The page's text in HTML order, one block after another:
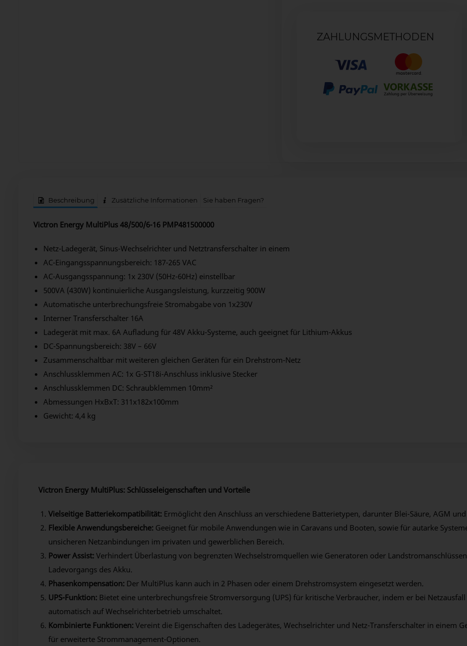
ZAHLUNGSMETHODEN
Beschreibung Zusätzliche Informationen Sie haben Fragen?
Victron Energy MultiPlus 48/500/6-16 PMP481500000
Netz-Ladegerät, Sinus-Wechselrichter und Netztransferschalter in einem
AC-Eingangsspannungsbereich: 187-265 VAC
AC-Ausgangsspannung: 1x 230V (50Hz-60Hz) einstellbar
500VA (430W) kontinuierliche Ausgangsleistung, kurzzeitig 900W
Automatische unterbrechungsfreie Stromabgabe von 1x230V
Interner Transferschalter 16A
Ladegerät mit max. 6A Aufladung für 48V Akku-Systeme, auch geeignet für Lithium-Akkus
DC-Spannungsbereich: 38V – 66V
Zusammenschaltbar mit weiteren gleichen Geräten für ein Drehstrom-Netz
Anschlussklemmen AC: 1x G-ST18i-Anschluss inklusive Stecker
Anschlussklemmen DC: Schraubklemmen 10mm²
Abmessungen HxBxT: 311x182x100mm
Gewicht: 4,4 kg
Victron Energy MultiPlus: Schlüsseleigenschaften und Vorteile
Vielseitige Batteriekompatibilität: Ermöglicht den Anschluss an verschiedene Batterietypen, darunter Blei-Säure, AGM
Flexible Anwendungsbereiche: Geeignet für mobile Anwendungen wie in Caravans und Booten, sowie für autarke
unsicheren Netzanbindungen im privaten und gewerblichen Bereich.
Power Assist: Verhindert Überlastung von begrenzten Wechselstromquellen wie Generatoren oder
Ladevorgangs des Akku.
Phasenkompensation: Der MultiPlus kann auch in 2 Phasen oder einem Drehstromsystem eingesetzt werden.
UPS-Funktion: Bietet eine unterbrechungsfreie Stromversorgung (UPS) für kritische Verbraucher, indem er bei
automatisch auf Wechselrichterbetrieb umschaltet.
Kombinierte Funktionen: Vereint die Eigenschaften des Ladegerätes, Wechselrichter und Netz-Transferschalter in einem
für erweiterte Strommanagement-Optionen.